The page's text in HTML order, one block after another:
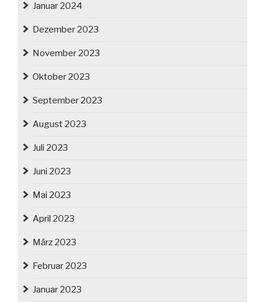
Januar 2024
Dezember 2023
November 2023
Oktober 2023
September 2023
August 2023
Juli 2023
Juni 2023
Mai 2023
April 2023
März 2023
Februar 2023
Januar 2023